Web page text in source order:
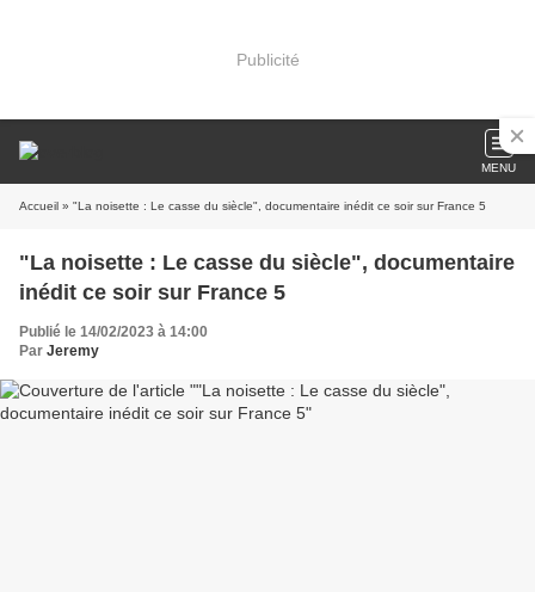
Publicité
MENU
Accueil » "La noisette : Le casse du siècle", documentaire inédit ce soir sur France 5
"La noisette : Le casse du siècle", documentaire
inédit ce soir sur France 5
Publié le 14/02/2023 à 14:00
Par Jeremy